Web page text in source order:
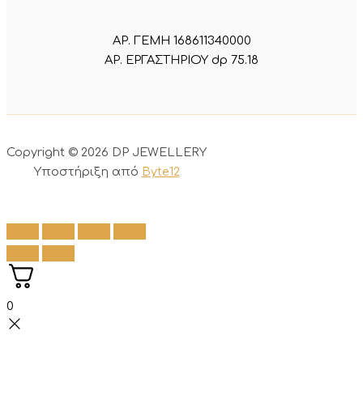
ΑΡ. ΓΕΜΗ 168611340000
ΑΡ. ΕΡΓΑΣΤΗΡΙΟΥ dp 75.18
Copyright © 2026 DP JEWELLERY
Υποστήριξη από Byte12
0